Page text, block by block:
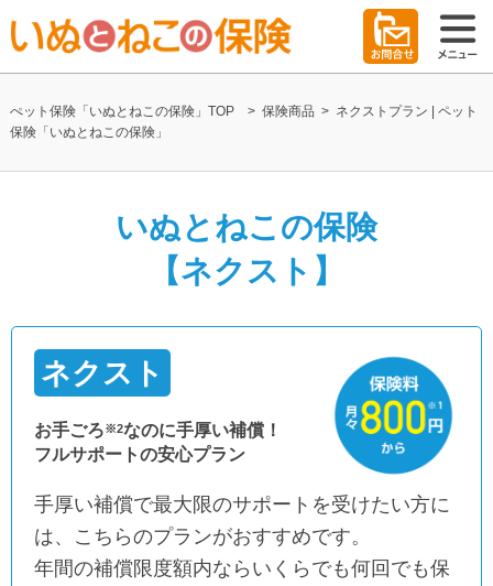
ぺット保険「いぬとねこの保険」TOP > 保険商品 > ネクストプラン | ペット
保険「いぬとねこの保険」
いぬとねこの保険
【ネクスト】
ネクスト
お手ごろ※2なのに手厚い補償！
フルサポートの安心プラン
手厚い補償で最大限のサポートを受けたい方に
は、こちらのプランがおすすめです。
年間の補償限度額内ならいくらでも何回でも保